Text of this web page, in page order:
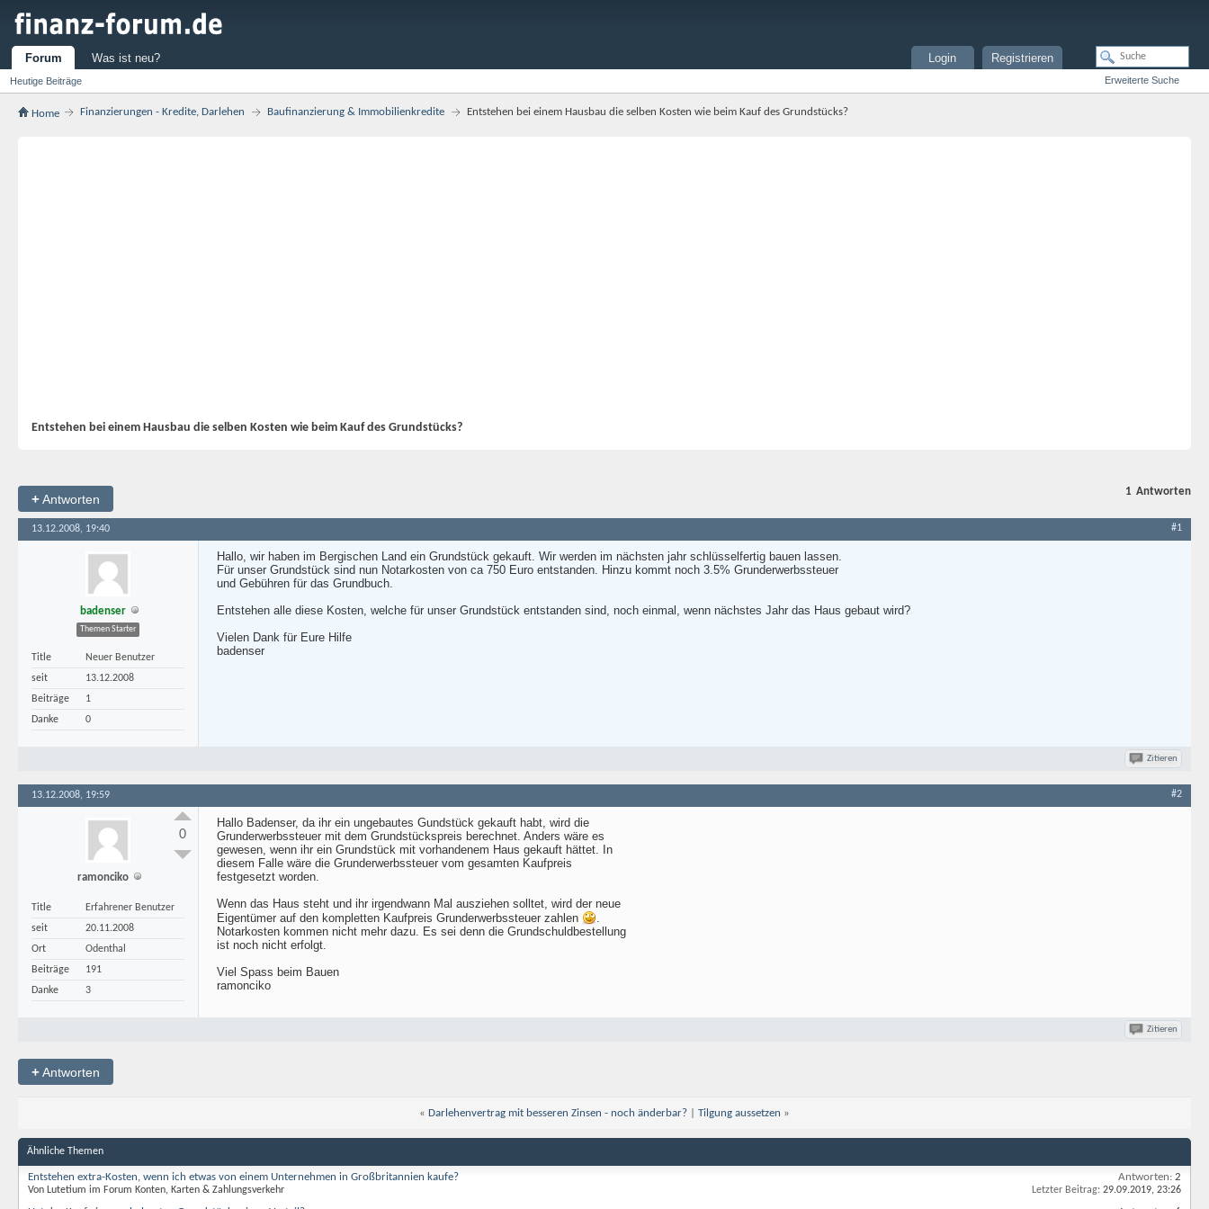
Forum
Heutige Beiträge
Was ist neu? Registrieren
Login
Erweiterte Suche
Home Finanzierungen - Kredite, Darlehen Baufinanzierung & Immobilienkredite Entstehen bei einem Hausbau die selben Kosten wie beim Kauf des Grundstücks?
Entstehen bei einem Hausbau die selben Kosten wie beim Kauf des Grundstücks?
+Antworten
1 Antworten
13.12.2008, 19:40 #1
badenser
Themen Starter
Title
Neuer Benutzer
seit
13.12.2008
Beiträge
1
Danke
0
Hallo, wir haben im Bergischen Land ein Grundstück gekauft. Wir werden im nächsten jahr schlüsselfertig bauen lassen.
Für unser Grundstück sind nun Notarkosten von ca 750 Euro entstanden. Hinzu kommt noch 3.5% Grunderwerbssteuer
und Gebühren für das Grundbuch.
Entstehen alle diese Kosten, welche für unser Grundstück entstanden sind, noch einmal, wenn nächstes Jahr das Haus gebaut wird?
Vielen Dank für Eure Hilfe
badenser
Zitieren
13.12.2008, 19:59 #2
ramonciko
Title
Erfahrener Benutzer
seit
20.11.2008
Ort
Odenthal
Beiträge
191
Danke
3
0
Hallo Badenser, da ihr ein ungebautes Gundstück gekauft habt, wird die
Grunderwerbssteuer mit dem Grundstückspreis berechnet. Anders wäre es
gewesen, wenn ihr ein Grundstück mit vorhandenem Haus gekauft hättet. In
diesem Falle wäre die Grunderwerbssteuer vom gesamten Kaufpreis
festgesetzt worden.
Wenn das Haus steht und ihr irgendwann Mal ausziehen solltet, wird der neue
Eigentümer auf den kompletten Kaufpreis Grunderwerbssteuer zahlen
.
Notarkosten kommen nicht mehr dazu. Es sei denn die Grundschuldbestellung
ist noch nicht erfolgt.
Viel Spass beim Bauen
ramonciko
Zitieren
+Antworten
« Darlehenvertrag mit besseren Zinsen - noch änderbar? Tilgung aussetzen »
Ähnliche Themen
Entstehen extra-Kosten, wenn ich etwas von einem Unternehmen in Großbritannien kaufe?
Von Lutetium im Forum Konten, Karten & Zahlungsverkehr
Antworten: 2
Letzter Beitrag: 29.09.2019, 23:26